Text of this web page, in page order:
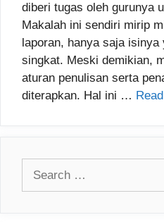
diberi tugas oleh gurunya
Makalah ini sendiri mirip
laporan, hanya saja
singkat. Meski demikian,
aturan penulisan serta
diterapkan. Hal ini …